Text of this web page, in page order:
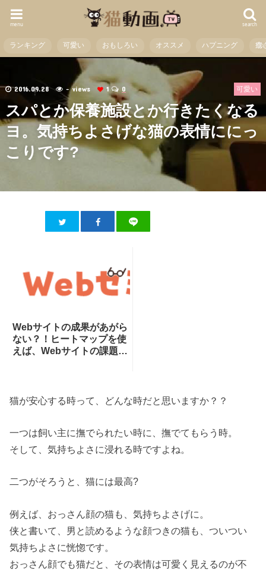
search
menu
ランキング 可愛い おもしろい オススメ ハプニング 癒
可愛い
2016.09.28 - views 1 0
スパとか保養施設とか行きたくなる
ヨ。気持ちよさげな猫の表情ににっ
こりです?
Webサイトの成果があがら
ない？！ヒートマップを使
えば、Webサイトの課題が
猫が安心する時って、どんな時だと思いますか？？
一つは飼い主に撫でられたい時に、撫でてもらう時。
そして、気持ちよさに浸れる時ですよね。
二つがそろうと、猫には最高?
例えば、おっさん顔の猫も、気持ちよさげに。
侠と書いて、男と読めるような顔つきの猫も、ついつい
気持ちよさに恍惚です。
おっさん顔でも猫だと、その表情は可愛く見えるのが不